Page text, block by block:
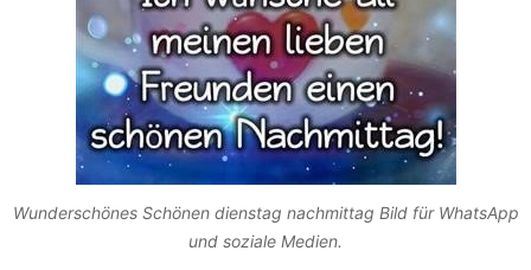
Wunderschönes Schönen dienstag nachmittag Bild für WhatsApp
und soziale Medien.